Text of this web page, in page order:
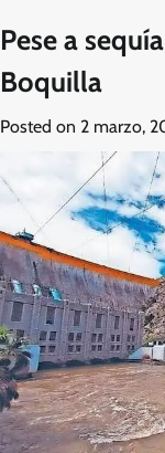
Pese a
Boquilla
Posted on 2 marzo,